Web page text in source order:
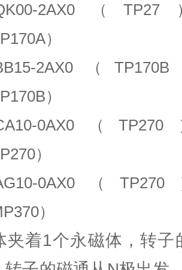
2AX0 （TP27
）
2AX0 （TP170B
）
0AX0 （TP270
）
0AX0 （ TP270
）
夹着1个永磁体，转子